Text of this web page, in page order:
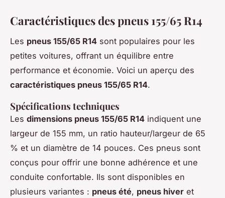
Caractéristiques des pneus 155/65 R14
Les pneus 155/65 R14 sont populaires pour les
petites voitures, offrant un équilibre entre
performance et économie. Voici un aperçu des
caractéristiques pneus 155/65 R14.
Spécifications techniques
Les dimensions pneus 155/65 R14 indiquent une
largeur de 155 mm, un ratio hauteur/largeur de 65
% et un diamètre de 14 pouces. Ces pneus sont
conçus pour offrir une bonne adhérence et une
conduite confortable. Ils sont disponibles en
plusieurs variantes : pneus été, pneus hiver et